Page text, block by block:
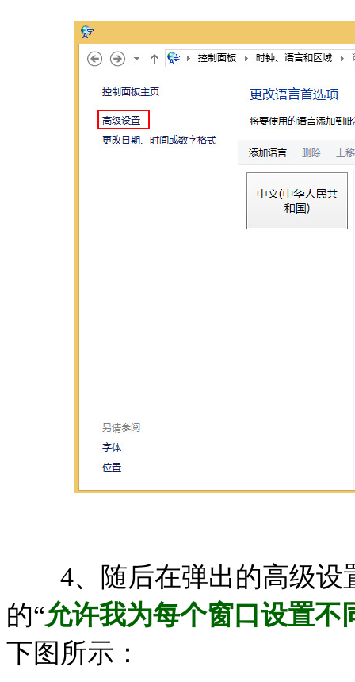
4、随后在弹出的高级设
的“允许我为每个窗口设置不
下图所示：